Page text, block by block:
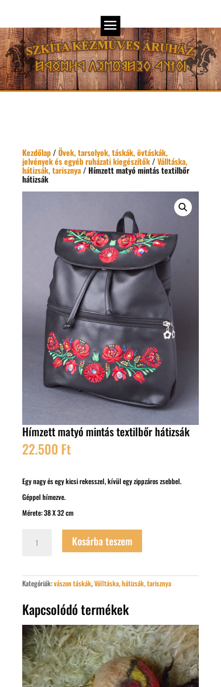
Kezdőlap/ Övek, tarsolyok, táskák, övtáskák,
jelvények és egyéb ruházati kiegészítők/ Válltáska,
hátizsák, tarisznya/ Hímzett matyó mintás textilbőr
hátizsák
Hímzett matyó mintás textilbőr hátizsák
22.500 Ft
Egy nagy és egy kicsi rekesszel, kívül egy zippzáros zsebbel.
Géppel hímezve.
Mérete: 38 X 32 cm
matyó
mennyiség
Kosárba teszem
Kategóriák:vászon táskák,Válltáska, hátizsák, tarisznya
Kapcsolódó termékek